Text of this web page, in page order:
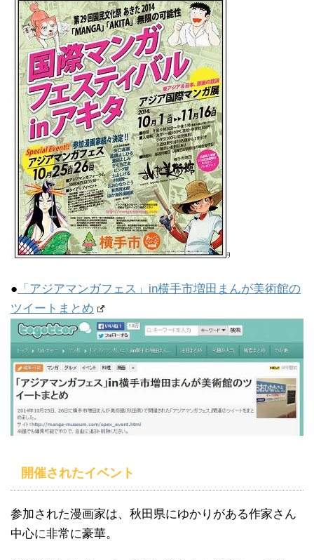
● 「アジアマンガフェス」in横手市増田まんが美術館の
ツイートまとめ
開催されたイベント
参加された漫画家は、秋田県にゆかりがある作家さん
中心に非常に豪華。